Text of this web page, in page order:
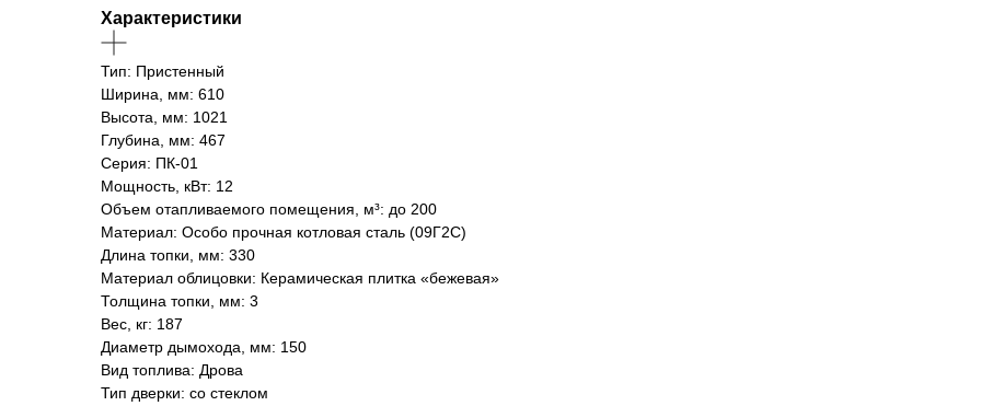
Характеристики
Тип: Пристенный
Ширина, мм: 610
Высота, мм: 1021
Глубина, мм: 467
Серия: ПК-01
Мощность, кВт: 12
Объем отапливаемого помещения, м³: до 200
Материал: Особо прочная котловая сталь (09Г2С)
Длина топки, мм: 330
Материал облицовки: Керамическая плитка «бежевая»
Толщина топки, мм: 3
Вес, кг: 187
Диаметр дымохода, мм: 150
Вид топлива: Дрова
Тип дверки: со стеклом